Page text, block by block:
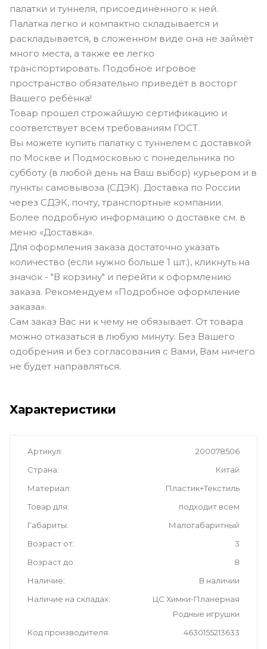
палатки и туннеля, присоединённого к ней.
Палатка легко и компактно складывается и
раскладывается, в сложенном виде она не займёт
много места, а также ее легко
транспортировать. Подобное игровое
пространство обязательно приведёт в восторг
Вашего ребёнка!
Товар прошел строжайшую сертификацию и
соответствует всем требованиям ГОСТ.
Вы можете купить палатку с туннелем с доставкой
по Москве и Подмосковью с понедельника по
субботу (в любой день на Ваш выбор) курьером и в
пункты самовывоза (СДЭК). Доставка по России
через СДЭК, почту, транспортные компании.
Более подробную информацию о доставке см. в
меню «Доставка».
Для оформления заказа достаточно указать
количество (если нужно больше 1 шт.), кликнуть на
значок - "В корзину" и перейти к оформлению
заказа. Рекомендуем «Подробное оформление
заказа».
Сам заказ Вас ни к чему не обязывает. От товара
можно отказаться в любую минуту. Без Вашего
одобрения и без согласования с Вами, Вам ничего
не будет направляться.
Характеристики
Артикул
200078506
Страна
Китай
Материал
Пластик+Текстиль
Товар для
подходит всем
Габариты
Малогабаритный
Возраст от
3
Возраст до
8
Наличие
В наличии
Наличие на складах
ЦС Химки-Планерная
Родные игрушки
Код производителя
4630155213633